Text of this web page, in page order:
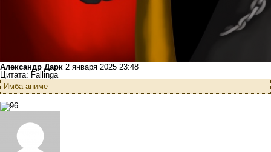
Александр Дарк 2 января 2025 23:48
Цитата: Fallinga
Имба аниме